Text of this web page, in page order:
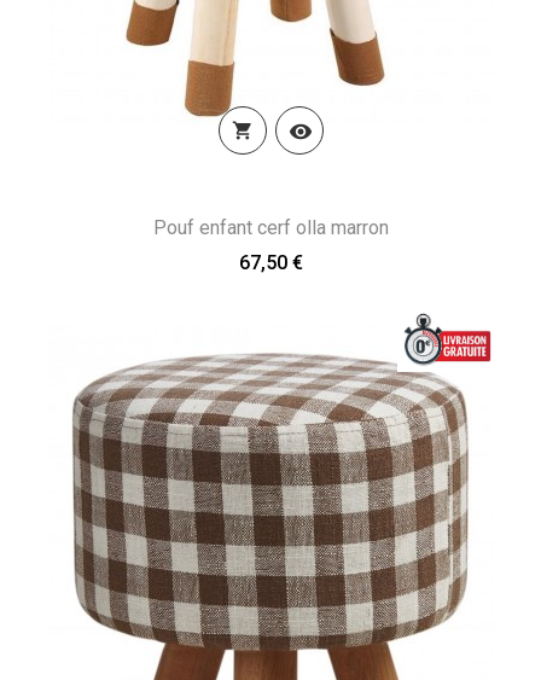
 
Pouf enfant cerf olla marron
67,50 €